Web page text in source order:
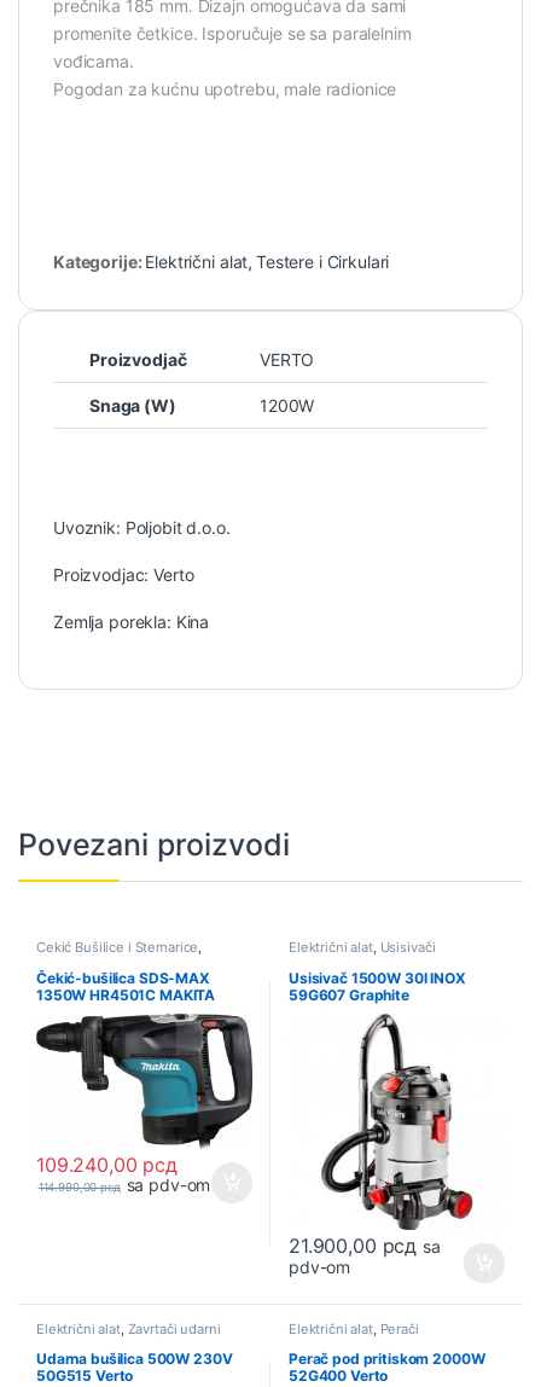
prečnika 185 mm. Dizajn omogućava da sami
promenite četkice. Isporučuje se sa paralelnim
vođicama.
Pogodan za kućnu upotrebu, male radionice
Kategorije: Električni alat, Testere i Cirkulari
Proizvodjač VERTO
Snaga (W) 1200W
Uvoznik: Poljobit d.o.o.
Proizvodjac: Verto
Zemlja porekla: Kina
Povezani proizvodi
Čekić Bušilice i Štemarice,
Električni alat
Čekić-bušilica SDS-MAX
1350W HR4501C MAKITA
109.240,00 рсд
114.990,00рсд sa pdv-om
Električni alat, Usisivači
Usisivač 1500W 30l INOX
59G607 Graphite
21.900,00 рсд sa
pdv-om
Električni alat, Zavrtači udarni
Udarna bušilica 500W 230V
50G515 Verto
Električni alat, Perači
Perač pod pritiskom 2000W
52G400 Verto